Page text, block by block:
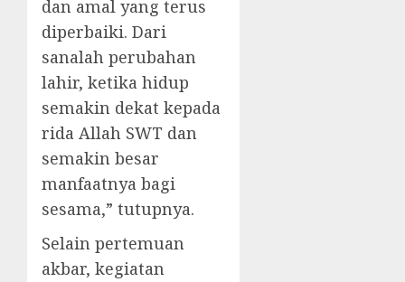
dan amal yang terus
diperbaiki. Dari
sanalah perubahan
lahir, ketika hidup
semakin dekat kepada
rida Allah SWT dan
semakin besar
manfaatnya bagi
sesama,” tutupnya.
Selain pertemuan
akbar, kegiatan